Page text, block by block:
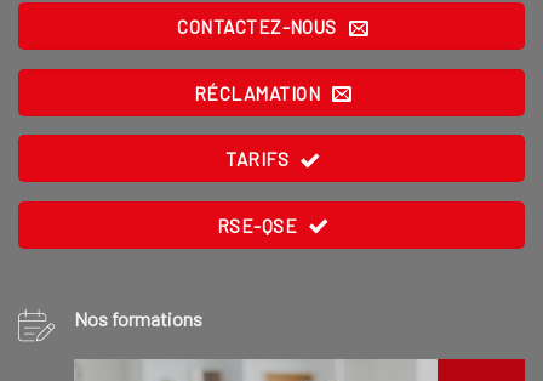
CONTACTEZ-NOUS
RÉCLAMATION
TARIFS
RSE-QSE
Nos formations